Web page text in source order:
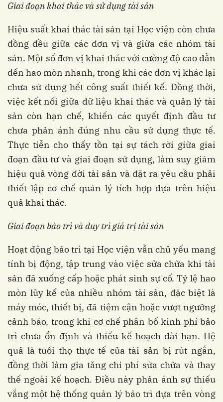
Giai đoạn khai thác và sử dụng tài sản
Hiệu suất khai thác tài sản tại Học viện còn chưa
đồng đều giữa các đơn vị và giữa các nhóm tài
sản. Một số đơn vị khai thác với cường độ cao dẫn
đến hao mòn nhanh, trong khi các đơn vị khác lại
chưa sử dụng hết công suất thiết kế. Đồng thời,
việc kết nối giữa dữ liệu khai thác và quản lý tài
sản còn hạn chế, khiến các quyết định đầu tư
chưa phản ánh đúng nhu cầu sử dụng thực tế.
Thực tiễn cho thấy tồn tại sự tách rời giữa giai
đoạn đầu tư và giai đoạn sử dụng, làm suy giảm
hiệu quả vòng đời tài sản và đặt ra yêu cầu phải
thiết lập cơ chế quản lý tích hợp dựa trên hiệu
quả khai thác.
Giai đoạn bảo trì và duy trì giá trị tài sản
Hoạt động bảo trì tại Học viện vẫn chủ yếu mang
tính bị động, tập trung vào việc sửa chữa khi tài
sản đã xuống cấp hoặc phát sinh sự cố. Tỷ lệ hao
mòn lũy kế của nhiều nhóm tài sản, đặc biệt là
máy móc, thiết bị, đã tiệm cận hoặc vượt ngưỡng
cảnh báo, trong khi cơ chế phân bổ kinh phí bảo
trì chưa ổn định và thiếu kế hoạch dài hạn. Hệ
quả là tuổi thọ thực tế của tài sản bị rút ngắn,
đồng thời làm gia tăng chi phí sửa chữa và thay
thế ngoài kế hoạch. Điều này phản ánh sự thiếu
vắng một hệ thống quản lý bảo trì dựa trên vòng